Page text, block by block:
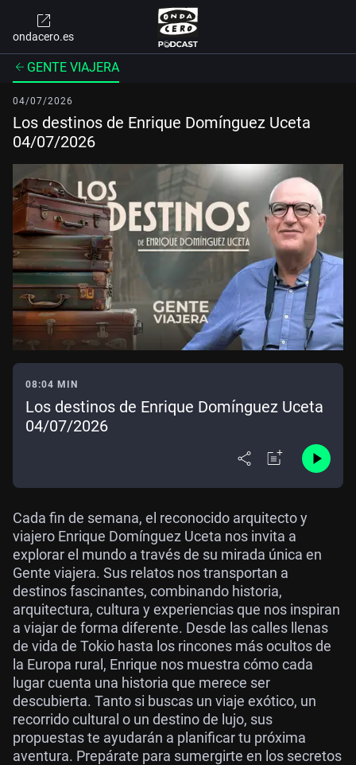
ondacero.es
GENTE VIAJERA
04/07/2026
Los destinos de Enrique Domínguez Uceta
04/07/2026
08:04 MIN
Los destinos de Enrique Domínguez Uceta
04/07/2026
Cada fin de semana, el reconocido arquitecto y
viajero Enrique Domínguez Uceta nos invita a
explorar el mundo a través de su mirada única en
Gente viajera. Sus relatos nos transportan a
destinos fascinantes, combinando historia,
arquitectura, cultura y experiencias que nos inspiran
a viajar de forma diferente. Desde las calles llenas
de vida de Tokio hasta los rincones más ocultos de
la Europa rural, Enrique nos muestra cómo cada
lugar cuenta una historia que merece ser
descubierta. Tanto si buscas un viaje exótico, un
recorrido cultural o un destino de lujo, sus
propuestas te ayudarán a planificar tu próxima
aventura. Prepárate para sumergirte en los secretos